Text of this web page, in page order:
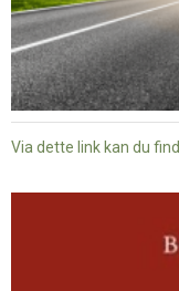
Via dette link kan du